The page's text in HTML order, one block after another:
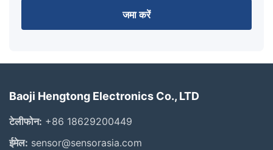
जमा करें
Baoji Hengtong Electronics Co., LTD
टेलीफोन: +86 18629200449
ईमेल: sensor@sensorasia.com